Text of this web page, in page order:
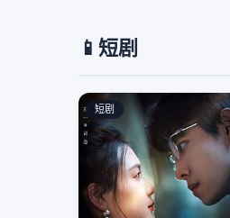
📱 短剧
短剧